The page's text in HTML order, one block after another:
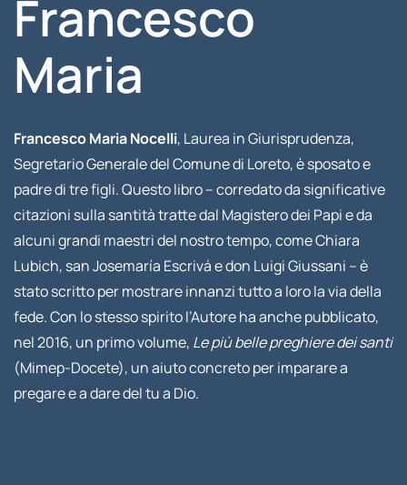
Francesco
Maria
Francesco Maria Nocelli, Laurea in Giurisprudenza,
Segretario Generale del Comune di Loreto, è sposato e
padre di tre figli. Questo libro – corredato da significative
citazioni sulla santità tratte dal Magistero dei Papi e da
alcuni grandi maestri del nostro tempo, come Chiara
Lubich, san Josemaría Escrivá e don Luigi Giussani – è
stato scritto per mostrare innanzi tutto a loro la via della
fede. Con lo stesso spirito l’Autore ha anche pubblicato,
nel 2016, un primo volume, Le più belle preghiere dei santi
(Mimep-Docete), un aiuto concreto per imparare a
pregare e a dare del tu a Dio.